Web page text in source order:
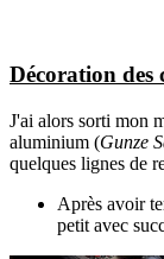
Décoration des
J'ai alors sorti mon
aluminium (Gunze
quelques lignes de
Après avoir
petit avec